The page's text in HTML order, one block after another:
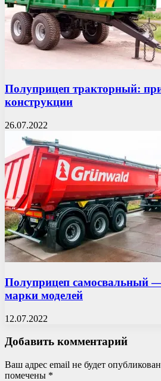
Полуприцеп тракторный:
конструкции
26.07.2022
Полуприцеп самосвальный —
марки моделей
12.07.2022
Добавить комментарий
Ваш адрес email не будет
помечены *